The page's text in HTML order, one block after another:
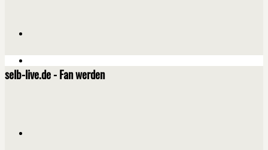
selb-live.de - Fan werden